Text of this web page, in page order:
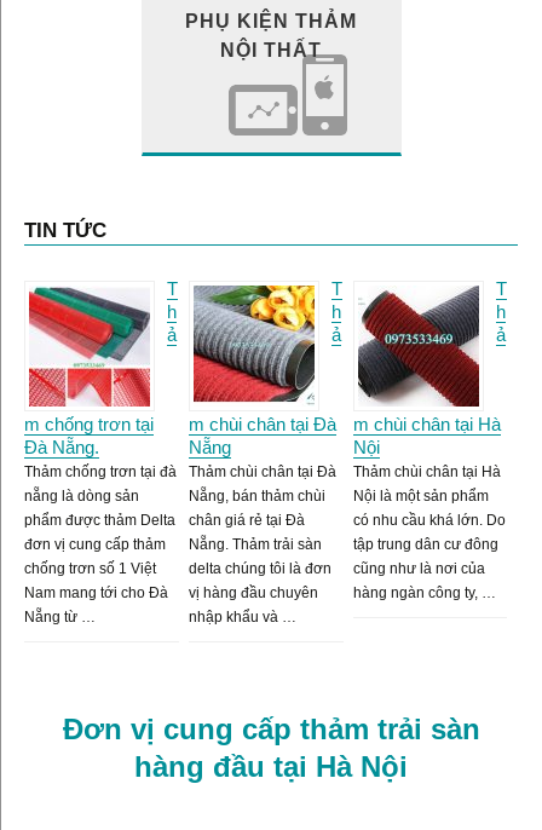
PHỤ KIỆN THẢM
NỘI THẤT
TIN TỨC
T
h
ả
m chống trơn tại
Đà Nẵng.
Thảm chống trơn tại đà
nẵng là dòng sản
phẩm được thảm Delta
đơn vị cung cấp thảm
chống trơn số 1 Việt
Nam mang tới cho Đà
Nẵng từ …
T
h
ả
m chùi chân tại Đà
Nẵng
Thảm chùi chân tại Đà
Nẵng, bán thảm chùi
chân giá rẻ tại Đà
Nẵng. Thảm trải sàn
delta chúng tôi là đơn
vị hàng đầu chuyên
nhập khẩu và …
T
h
ả
m chùi chân tại Hà
Nội
Thảm chùi chân tại Hà
Nội là một sản phẩm
có nhu cầu khá lớn. Do
tập trung dân cư đông
cũng như là nơi của
hàng ngàn công ty, …
Đơn vị cung cấp thảm trải sàn
hàng đầu tại Hà Nội